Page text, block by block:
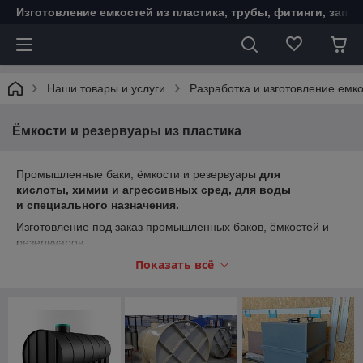
Изготовление емкостей из пластика, трубы, фитинги,
Наши товары и услуги Разработка и изготовление
Ёмкости и резервуары из пластика
Промышленные баки, ёмкости и резервуары для
кислоты, химии и агрессивных сред, для воды
и специального назначения.
Изготовление под заказ промышленных баков, ёмкостей и
резервуаров.
Преимущества пластиковых емкостей:
Стоимость (в 1,5 – 10 раз дешевле нержавеющих);
Минимальные сроки производства;
Долговечность;
Малый вес конструкции (удельный вес
Показать всё